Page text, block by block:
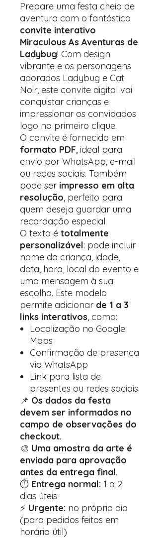
Prepare uma festa cheia de
aventura com o fantástico
convite interativo
Miraculous As Aventuras de
Ladybug! Com design
vibrante e os personagens
adorados Ladybug e Cat
Noir, este convite digital vai
conquistar crianças e
impressionar os convidados
logo no primeiro clique.
O convite é fornecido em
formato PDF, ideal para
envio por WhatsApp, e-mail
ou redes sociais. Também
pode ser impresso em alta
resolução, perfeito para
quem deseja guardar uma
recordação especial.
O texto é totalmente
personalizável: pode incluir
nome da criança, idade,
data, hora, local do evento e
uma mensagem à sua
escolha. Este modelo
permite adicionar de 1 a 3
links interativos, como:
Localização no Google
Maps
Confirmação de presença
via WhatsApp
Link para lista de
presentes ou redes sociais
📌 Os dados da festa
devem ser informados no
campo de observações do
checkout.
🎨 Uma amostra da arte é
enviada para aprovação
antes da entrega final.
⏱️ Entrega normal: 1 a 2
dias úteis
⚡ Urgente: no próprio dia
(para pedidos feitos em
horário útil)